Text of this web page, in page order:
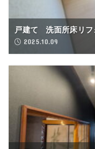
戸建て 洗面所床リフ
2025.10.09